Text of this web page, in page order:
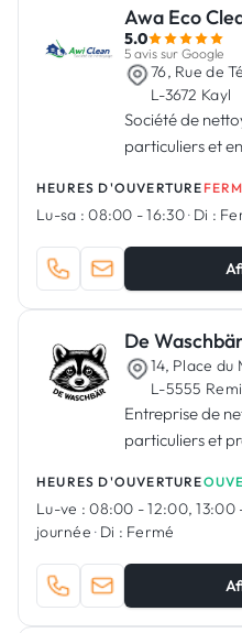
Awa Eco
5.0
5 avis sur Google
76, Rue de
L-3672 Kayl
Société de
particuliers et
HEURES D'OUVERTURE
Lu-sa : 08:00 - 16:30· Di :
De
14, Place du
L-5555
Entreprise de
particuliers et
HEURES D'OUVERTURE
Lu-ve : 08:00 - 12:00, 13:00
journée· Di : Fermé